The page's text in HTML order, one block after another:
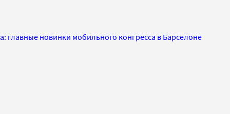
главные новинки мобильного конгресса в Барселоне